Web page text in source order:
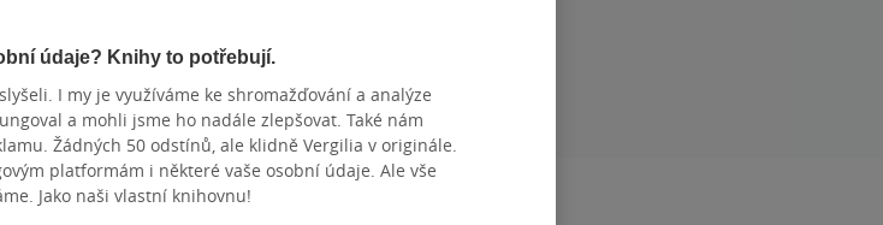
údaje? Knihy to potřebují.
I my je využíváme ke shromažďování a analýze
a mohli jsme ho nadále zlepšovat. Také nám
Žádných 50 odstínů, ale klidně Vergilia v originále.
platformám i některé vaše osobní údaje. Ale vše
Jako naši vlastní knihovnu!